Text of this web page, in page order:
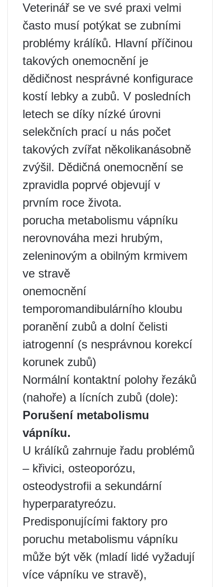
Veterinář se ve své praxi velmi
často musí potýkat se zubními
problémy králíků. Hlavní příčinou
takových onemocnění je
dědičnost nesprávné konfigurace
kostí lebky a zubů. V posledních
letech se díky nízké úrovni
selekčních prací u nás počet
takových zvířat několikanásobně
zvýšil. Dědičná onemocnění se
zpravidla poprvé objevují v
prvním roce života.
porucha metabolismu vápníku
nerovnováha mezi hrubým,
zeleninovým a obilným krmivem
ve stravě
onemocnění
temporomandibulárního kloubu
poranění zubů a dolní čelisti
iatrogenní (s nesprávnou korekcí
korunek zubů)
Normální kontaktní polohy řezáků
(nahoře) a lícních zubů (dole):
Porušení metabolismu
vápníku.
U králíků zahrnuje řadu problémů
– křivici, osteoporózu,
osteodystrofii a sekundární
hyperparatyreózu.
Predisponujícími faktory pro
poruchu metabolismu vápníku
může být věk (mladí lidé vyžadují
více vápníku ve stravě),